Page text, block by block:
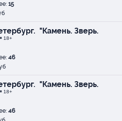
15
"Камень. Зверь.
18+
46
"Камень. Зверь.
18+
46